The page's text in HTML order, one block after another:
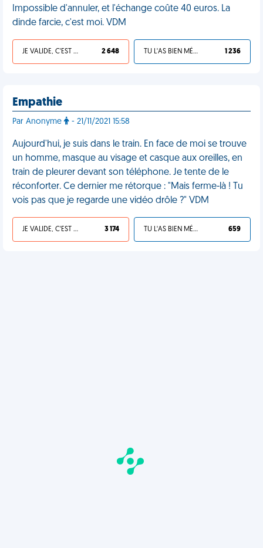
Impossible d'annuler, et l'échange coûte 40 euros. La
dinde farcie, c'est moi. VDM
JE VALIDE, C'EST UNE VDM 2 648 TU L'AS BIEN MÉRITÉ 1 236
Empathie
Par Anonyme - 21/11/2021 15:58
Aujourd'hui, je suis dans le train. En face de moi se trouve
un homme, masque au visage et casque aux oreilles, en
train de pleurer devant son téléphone. Je tente de le
réconforter. Ce dernier me rétorque : "Mais ferme-là ! Tu
vois pas que je regarde une vidéo drôle ?" VDM
JE VALIDE, C'EST UNE VDM 3 174 TU L'AS BIEN MÉRITÉ 659